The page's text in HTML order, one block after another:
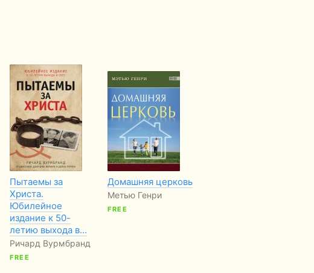
Пытаемы за
Христа.
Юбилейное
издание к 50-
летию выхода в…
Ричард Вурмбранд
FREE
Домашняя церковь
Метью Генри
FREE